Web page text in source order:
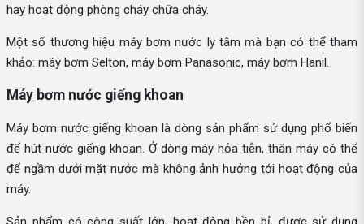
hay hoạt động phòng cháy chữa cháy.
Một số thương hiệu máy bơm nước ly tâm mà bạn có thể tham
khảo: máy bơm Selton, máy bơm Panasonic, máy bơm Hanil.
Máy bơm nước giếng khoan
Máy bơm nước giếng khoan là dòng sản phẩm sử dụng phổ biến
để hút nước giếng khoan. Ở dòng máy hỏa tiễn, thân máy có thể
để ngầm dưới mặt nước mà không ảnh hưởng tới hoạt động của
máy.